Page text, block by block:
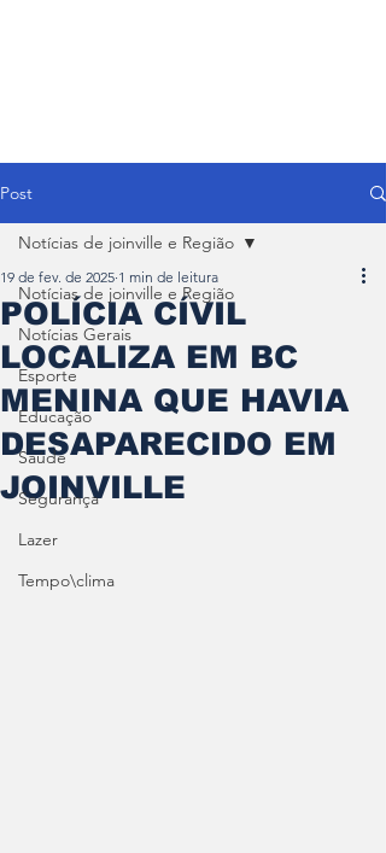
Post
Notícias de joinville e Região
Notícias Gerais
Esporte
Educação
Saúde
Segurança
Lazer
Tempo\clima
Notícias de joinville e Região
POLÍCIA CÍVIL
LOCALIZA EM BC
MENINA QUE HAVIA
DESAPARECIDO EM
JOINVILLE
19 de fev. de 2025 1 min de leitura